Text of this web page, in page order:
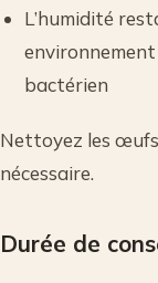
L’humidité
bactérien
Nettoyez les
nécessaire.
Durée de